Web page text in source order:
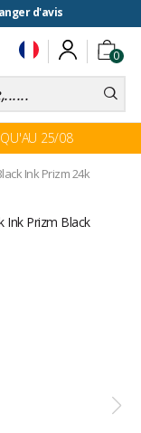
d'avis
0
25/08
Ink Prizm 24k